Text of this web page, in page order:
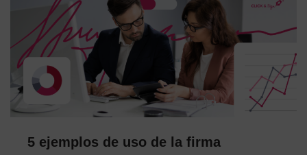
5 ejemplos de uso de la firma